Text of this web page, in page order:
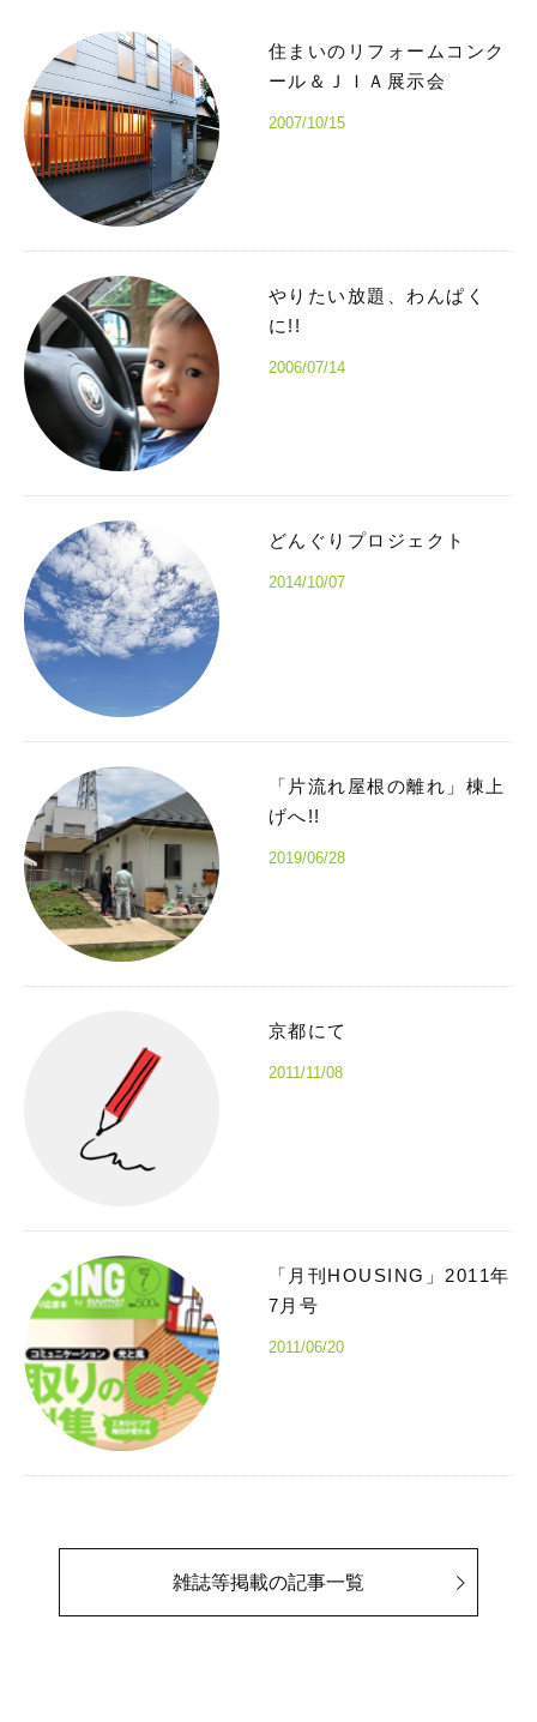
住まいのリフォームコンク
ール＆ＪＩＡ展示会
2007/10/15
やりたい放題、わんぱく
に!!
2006/07/14
どんぐりプロジェクト
2014/10/07
「片流れ屋根の離れ」棟上
げへ!!
2019/06/28
京都にて
2011/11/08
「月刊HOUSING」2011年
7月号
2011/06/20
雑誌等掲載の記事一覧